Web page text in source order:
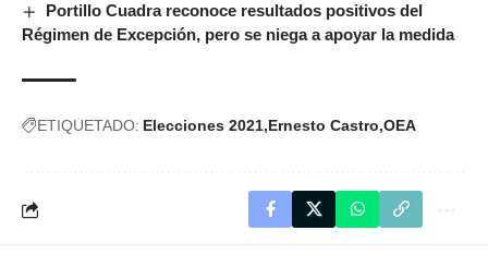
Portillo Cuadra reconoce resultados positivos del
Régimen de Excepción, pero se niega a apoyar la medida
ETIQUETADO: Elecciones 2021 Ernesto Castro OEA